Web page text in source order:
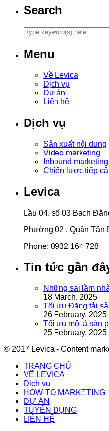
Search
Menu
Về Levica
Dịch vụ
Dự án
Liên hệ
Dịch vụ
Sản xuất nội dung
Video marketing
Inbound marketing
Chiến lược tiếp
Levica
Lầu 04, số 03 Bạch
Phường 02 , Quận Tân
Phone: 0932 164 728
Tin tức gần
Những sai lầm
18 March, 2025
Tối ưu Đăng tải
26 February, 2025
Tối ưu mô tả sản
25 February, 2025
© 2017 Levica - Content
TRANG CHỦ
VỀ LEVICA
Dịch vụ
HOW-TO MARKETING
DỰ ÁN
TUYỂN DỤNG
LIÊN HỆ